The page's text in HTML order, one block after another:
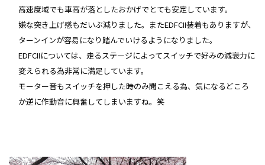
高速度域でも車高が落としたおかげでとても安定しています。
嫌な突き上げ感もだいぶ減りました。またEDFCII装着もありますが、
ターンインが容易になり踏んでいけるようになりました。
EDFCIIについては、走るステージによってスイッチで好みの減衰力に
変えられる為非常に満足しています。
モーター音もスイッチを押した時のみ聞こえる為、気になるどころ
か逆に作動音に興奮してしまいますね。笑